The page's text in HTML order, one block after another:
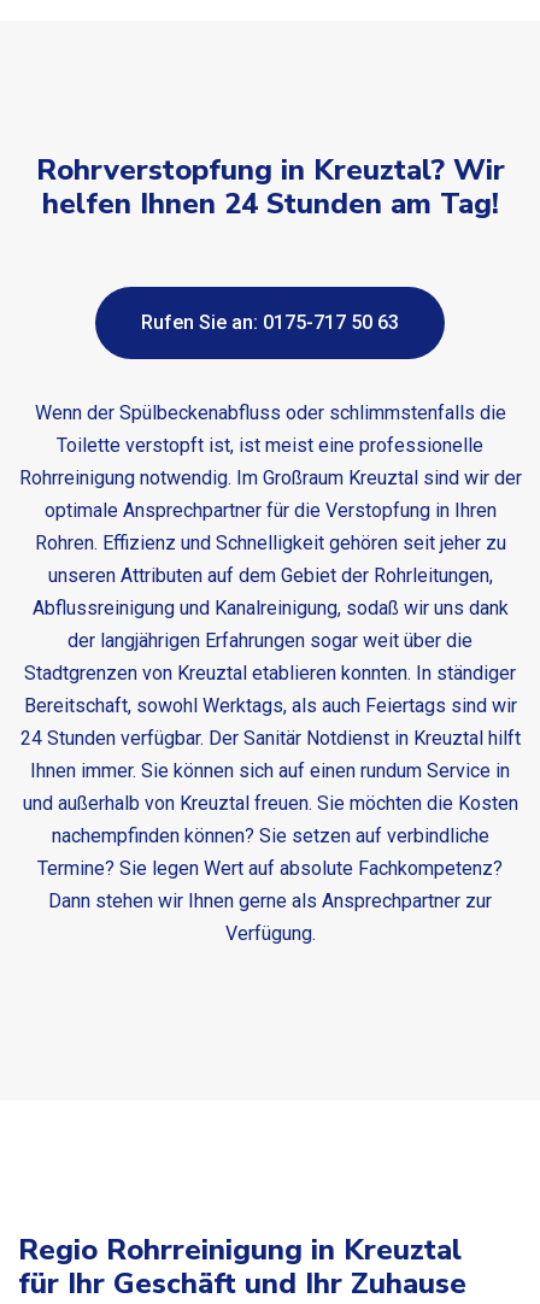
Rohrverstopfung in Kreuztal? Wir
helfen Ihnen 24 Stunden am Tag!
Rufen Sie an: 0175-717 50 63
Wenn der Spülbeckenabfluss oder schlimmstenfalls die
Toilette verstopft ist, ist meist eine professionelle
Rohrreinigung notwendig. Im Großraum Kreuztal sind wir der
optimale Ansprechpartner für die Verstopfung in Ihren
Rohren. Effizienz und Schnelligkeit gehören seit jeher zu
unseren Attributen auf dem Gebiet der Rohrleitungen,
Abflussreinigung und Kanalreinigung, sodaß wir uns dank
der langjährigen Erfahrungen sogar weit über die
Stadtgrenzen von Kreuztal etablieren konnten. In ständiger
Bereitschaft, sowohl Werktags, als auch Feiertags sind wir
24 Stunden verfügbar. Der Sanitär Notdienst in Kreuztalhilft
Ihnen immer. Sie können sich auf einen rundum Service in
und außerhalb von Kreuztal freuen. Sie möchten die Kosten
nachempfinden können? Sie setzen auf verbindliche
Termine? Sie legen Wert auf absolute Fachkompetenz?
Dann stehen wir Ihnen gerne als Ansprechpartner zur
Verfügung.
Regio Rohrreinigung in Kreuztal
für Ihr Geschäft und Ihr Zuhause